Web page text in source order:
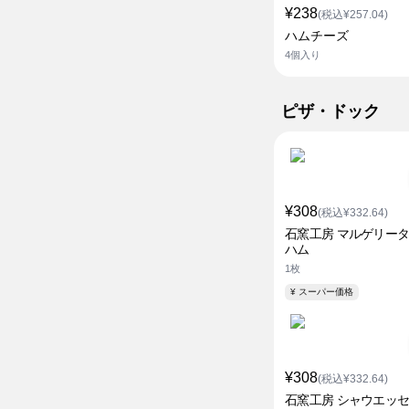
¥238(税込¥257.04)
ハムチーズ
4個入り
ピザ・ドック
¥308(税込¥332.64)
石窯工房 マルゲリー
ハム
1枚
¥ スーパー価格
¥308(税込¥332.64)
石窯工房 シャウエッ